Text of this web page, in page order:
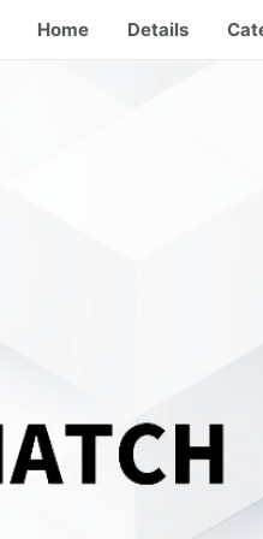
Home Details